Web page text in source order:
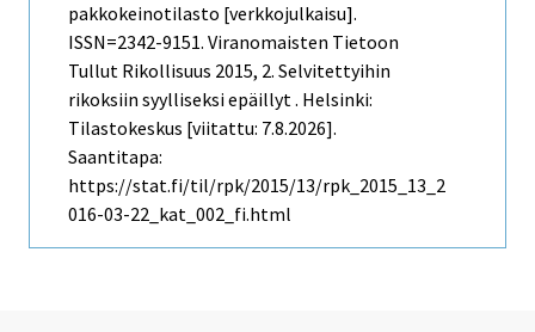
pakkokeinotilasto [verkkojulkaisu].
ISSN=2342-9151. Viranomaisten Tietoon
Tullut Rikollisuus 2015, 2. Selvitettyihin
rikoksiin syylliseksi epäillyt . Helsinki:
Tilastokeskus [viitattu: 7.8.2026].
Saantitapa:
https://stat.fi/til/rpk/2015/13/rpk_2015_13_2
016-03-22_kat_002_fi.html